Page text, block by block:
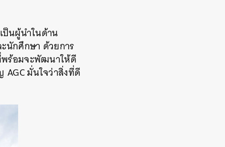
ป็นผู้นำในด้าน
นักศึกษา ด้วยการ
พร้อมจะพัฒนาให้ดี
มั่นใจว่าสิ่งที่ดี